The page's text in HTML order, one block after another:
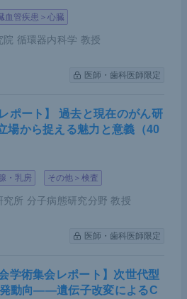
血管疾患＞心臓
院 循環器内科学 教授
医師・歯科医師限定
ポート】 過去と現在のがん研
から捉える魅力と意義（40
・乳房 その他＞検査
所 分子病態研究分野 教授
医師・歯科医師限定
学術集会レポート】次世代型
動向――遺伝子改変によるC